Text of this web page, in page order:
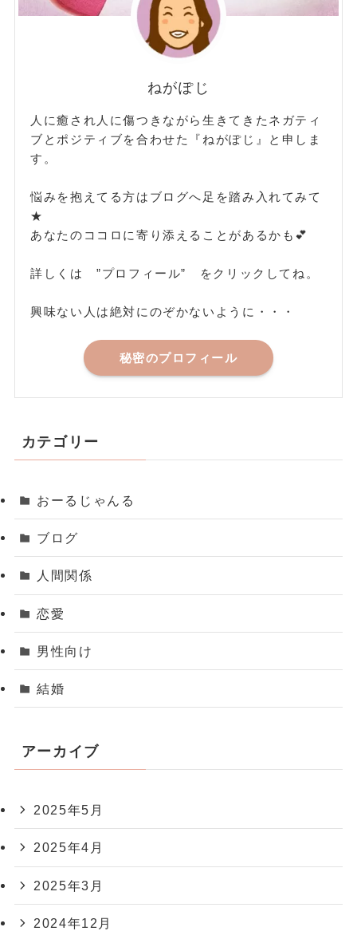
ねがぽじ
人に癒され人に傷つきながら生きてきたネガティ
ブとポジティブを合わせた『ねがぽじ』と申しま
す。
悩みを抱えてる方はブログへ足を踏み入れてみて
★
あなたのココロに寄り添えることがあるかも💕
詳しくは ”プロフィール” をクリックしてね。
興味ない人は絶対にのぞかないように・・・
秘密のプロフィール
カテゴリー
おーるじゃんる
ブログ
人間関係
恋愛
男性向け
結婚
アーカイブ
2025年5月
2025年4月
2025年3月
2024年12月